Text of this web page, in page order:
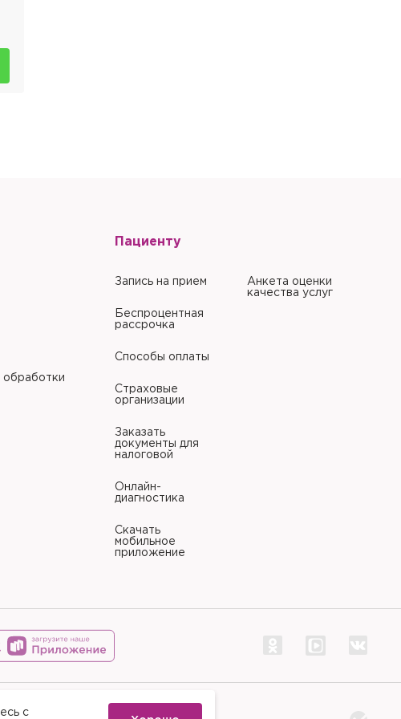
с
обработки
Пациенту
Запись на прием
Беспроцентная
рассрочка
Способы оплаты
Страховые
организации
Заказать
документы для
налоговой
Онлайн-
диагностика
Скачать
мобильное
приложение
Анкета оценки
качества услуг